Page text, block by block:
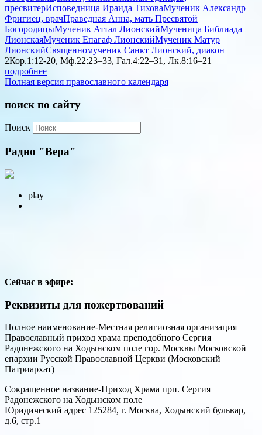
пресвитерИсповедница Ираида ТиховаМученик Александр
Фригиец, врачПраведная Анна, мать Пресвятой
БогородицыМученик Аттал ЛионскийМученица Библиада
ЛионскаяМученик Епагаф ЛионскийМученик Матур
ЛионскийСвященномученик Санкт Лионский, диакон
2Кор.1:12-20, Мф.22:23–33, Гал.4:22–31, Лк.8:16–21
подробнее
Полная версия православного календаря
поиск по сайту
Поиск
Радио "Вера"
play
Сейчас в эфире:
Реквизиты для пожертвований
Полное наименование-Местная религиозная организация
Православный приход храма преподобного Сергия
Радонежского на Ходынском поле гор. Москвы Московской
епархии Русской Православной Церкви (Московский
Патриархат)
Сокращенное название-Приход Храма прп. Сергия
Радонежского на Ходынском поле
Юридический адрес 125284, г. Москва, Ходынский бульвар,
д.6, стр.1